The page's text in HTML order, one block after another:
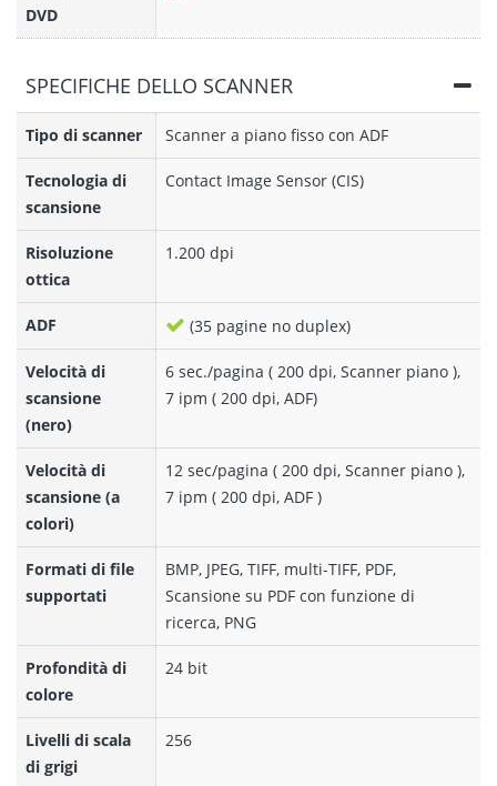
DVD
SPECIFICHE DELLO SCANNER
Tipo di scanner Scanner a piano fisso con ADF
Tecnologia di
scansione
Contact Image Sensor (CIS)
Risoluzione
ottica
1.200 dpi
ADF (35 pagine no duplex)
Velocità di
scansione
(nero)
6 sec./pagina ( 200 dpi, Scanner piano ),
7 ipm ( 200 dpi, ADF)
Velocità di
scansione (a
colori)
12 sec/pagina ( 200 dpi, Scanner piano ),
7 ipm ( 200 dpi, ADF )
Formati di file
supportati
BMP, JPEG, TIFF, multi-TIFF, PDF,
Scansione su PDF con funzione di
ricerca, PNG
Profondità di
colore
24 bit
Livelli di scala
di grigi
256